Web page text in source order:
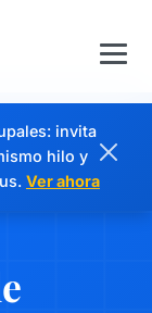
invita
hilo y
Ver ahora